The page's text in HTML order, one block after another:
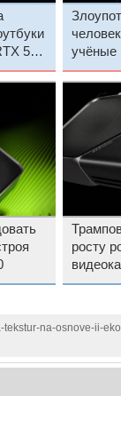
50-
учёные
росту
RTX
na-osnove-ii-